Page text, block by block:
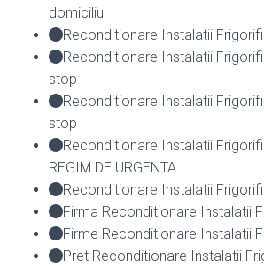
domiciliu
Reconditionare Instalatii
Reconditionare Instalatii
stop
Reconditionare Instalatii
stop
Reconditionare Instalatii
REGIM DE URGENTA
Reconditionare Instalatii
Firma Reconditionare Instalatii
Firme Reconditionare Instalatii
Pret Reconditionare Instalatii